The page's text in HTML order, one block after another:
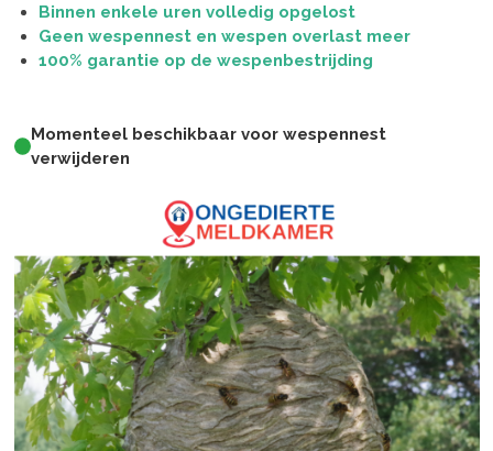
Binnen enkele uren volledig opgelost
Geen wespennest en wespen overlast meer
100% garantie op de wespenbestrijding
Momenteel beschikbaar voor wespennest
verwijderen